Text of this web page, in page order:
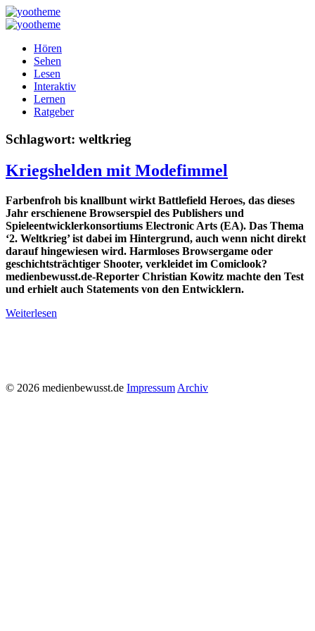
Hören
Sehen
Lesen
Interaktiv
Lernen
Ratgeber
Schlagwort: weltkrieg
Kriegshelden mit Modefimmel
Farbenfroh bis knallbunt wirkt Battlefield Heroes, das dieses
Jahr erschienene Browserspiel des Publishers und
Spieleentwicklerkonsortiums Electronic Arts (EA). Das Thema
‘2. Weltkrieg’ ist dabei im Hintergrund, auch wenn nicht direkt
darauf hingewiesen wird. Harmloses Browsergame oder
geschichtsträchtiger Shooter, verkleidet im Comiclook?
medienbewusst.de-Reporter Christian Kowitz machte den Test
und erhielt auch Statements von den Entwicklern.
Weiterlesen
© 2026 medienbewusst.de Impressum Archiv